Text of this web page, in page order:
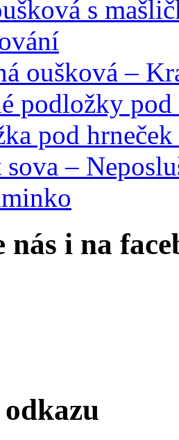
s
oušková –
podložky
pod
sova –
nás i na